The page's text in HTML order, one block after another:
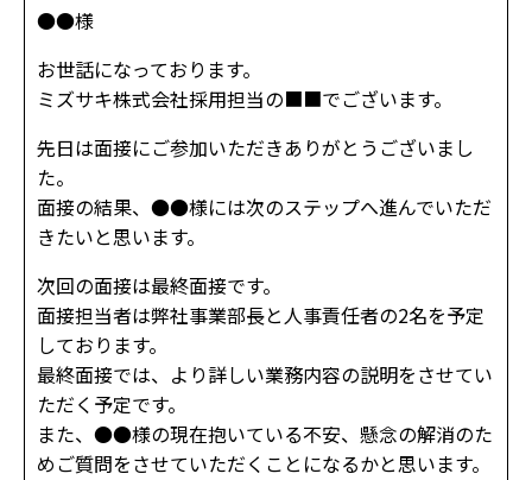
●●様
お世話になっております。
ミズサキ株式会社採用担当の■■でございます。
先日は面接にご参加いただきありがとうございまし
た。
面接の結果、●●様には次のステップへ進んでいただ
きたいと思います。
次回の面接は最終面接です。
面接担当者は弊社事業部長と人事責任者の2名を予定
しております。
最終面接では、より詳しい業務内容の説明をさせてい
ただく予定です。
また、●●様の現在抱いている不安、懸念の解消のた
めご質問をさせていただくことになるかと思います。